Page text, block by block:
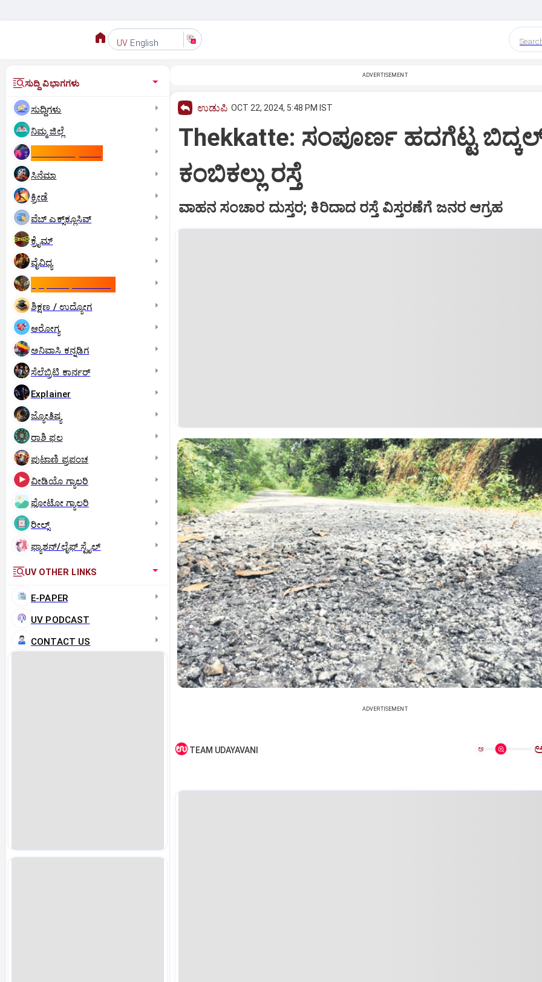
UV English
ಸುದ್ದಿ ವಿಭಾಗಗಳು
ಸುದ್ದಿಗಳು
ನಿಮ್ಮ ಜಿಲ್ಲೆ
ಸಿನೆಮಾ
ಕ್ರೀಡೆ
ವೆಬ್ ಎಕ್ಸ್‌ಕ್ಲೂಸಿವ್
ಕ್ರೈಮ್
ವೈವಿಧ್ಯ
ಶಿಕ್ಷಣ / ಉದ್ಯೋಗ
ಆರೋಗ್ಯ
ಅನಿವಾಸಿ ಕನ್ನಡಿಗ
ಸೆಲೆಬ್ರಿಟಿ ಕಾರ್ನರ್‌
Explainer
ಜ್ಯೋತಿಷ್ಯ
ರಾಶಿ ಫಲ
ಪುಟಾಣಿ ಪ್ರಪಂಚ
ವೀಡಿಯೊ ಗ್ಯಾಲರಿ
ಫೋಟೋ ಗ್ಯಾಲರಿ
ರೀಲ್ಸ್
ಫ್ಯಾಶನ್/ಲೈಫ್‌ ಸ್ಟೈಲ್
UV OTHER LINKS
E-PAPER
UV PODCAST
CONTACT US
ADVERTISEMENT
ಉಡುಪಿ OCT 22, 2024, 5:48 PM IST
Thekkatte: ಸಂಪೂರ್ಣ ಹದಗೆಟ್ಟ
ಕಂಬಿಕಲ್ಲು ರಸ್ತೆ
ವಾಹನ ಸಂಚಾರ ದುಸ್ತರ; ಕಿರಿದಾದ ರಸ್ತೆ ವಿಸ್ತರಣೆಗೆ ಜನರ ಆಗ್ರಹ
ADVERTISEMENT
TEAM UDAYAVANI ಅ